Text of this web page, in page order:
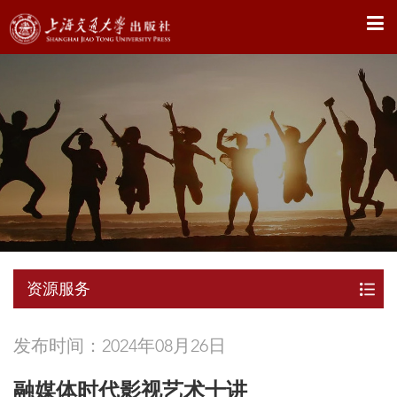
X
资源服务
发布时间：2024年08月26日
融媒体时代影视艺术十讲